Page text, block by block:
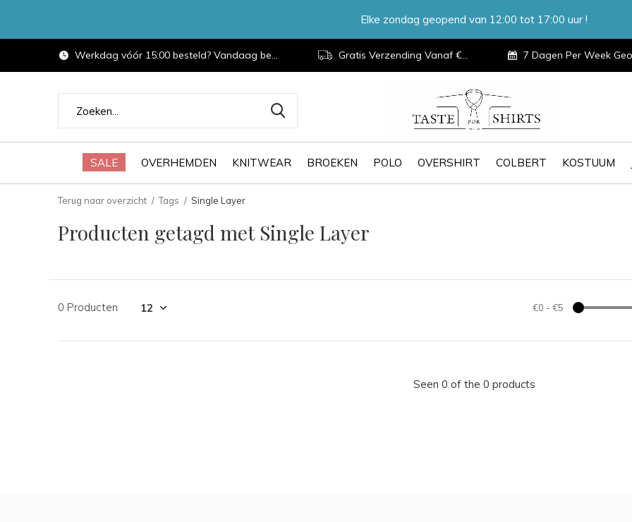
SALE OVERHEMDEN KNITWEAR BROEKEN POLO OVERSHIRT COLBERT KOSTUUM
Werkdag vóór 15:00 besteld? Vandaag bezorgd. Gratis Verzending Vanaf €100,- 7 Dagen Per Week Geopend
Elke zondag geopend van 12:00 tot 17:00 uur !
Terug naar overzicht Tags Single Layer
Producten getagd met Single Layer
0 Producten €0 - €5
Seen 0 of the 0 products